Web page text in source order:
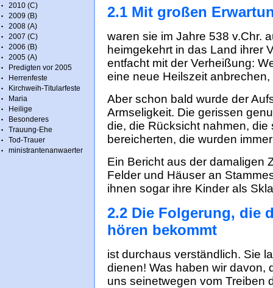
2010 (C)
2009 (B)
2008 (A)
2007 (C)
2006 (B)
2005 (A)
Predigten vor 2005
Herrenfeste
Kirchweih-Titularfeste
Maria
Heilige
Besonderes
Trauung-Ehe
Tod-Trauer
ministrantenanwaerter
2.1 Mit großen
waren sie im Jahre 538 v.Chr.
heimgekehrt in das Land ihrer
entfacht mit der Verheißung:
eine neue Heilszeit
Aber schon bald wurde der
Armseligkeit. Die gerissen
die, die Rücksicht nahmen,
bereicherten, die wurden
Ein Bericht aus der damaligen
Felder und Häuser an
ihnen sogar ihre Kinder als
2.2 Die Folgerung, die
hören bekommt
ist durchaus verständlich. Sie
dienen! Was haben wir davon,
uns seinetwegen vom Treiben